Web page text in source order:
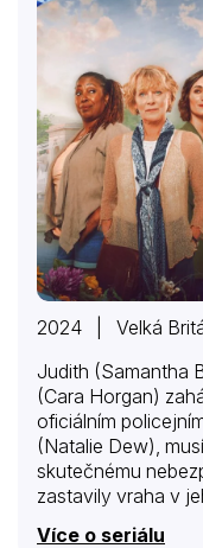
2024 | Velká
Judith (Samantha
(Cara Horgan)
oficiálním
(Natalie Dew),
skutečnému
zastavily vraha v
Více o seriálu